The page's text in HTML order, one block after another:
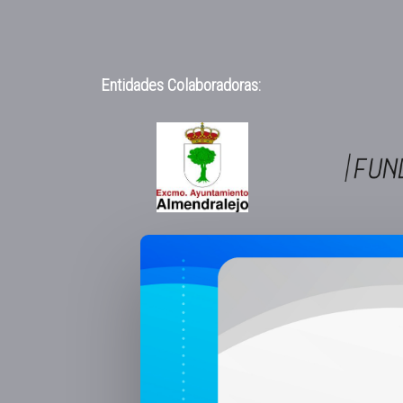
Entidades Colaboradoras: